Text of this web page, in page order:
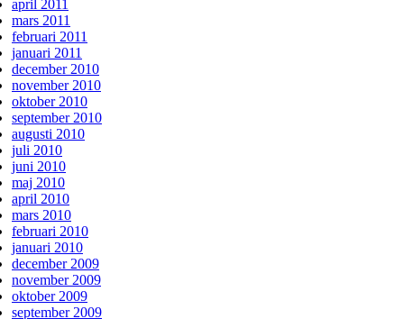
april 2011
mars 2011
februari 2011
januari 2011
december 2010
november 2010
oktober 2010
september 2010
augusti 2010
juli 2010
juni 2010
maj 2010
april 2010
mars 2010
februari 2010
januari 2010
december 2009
november 2009
oktober 2009
september 2009